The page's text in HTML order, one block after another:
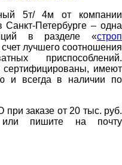
5т/ 4м от компании
Петербурге – одна
в разделе «строп
счет лучшего соотношения
приспособлений.
сертифицированы, имеют
и всегда в наличии по
заказе от 20 тыс. руб.
пишите на почту